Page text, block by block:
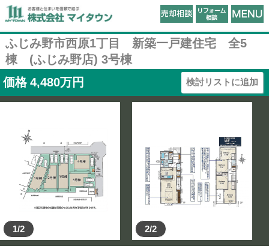
ふじみ野市西原1丁目 新築一戸建住宅 全5
棟 (ふじみ野店) 3号棟
価格 4,480万円 検討リストに追加
1/2 2/2